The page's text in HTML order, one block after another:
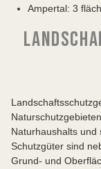
Ampertal: 3
Naturhaushalts und
Schutzgüter sind
Grund- und